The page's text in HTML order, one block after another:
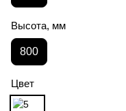
Высота, мм
800
Цвет